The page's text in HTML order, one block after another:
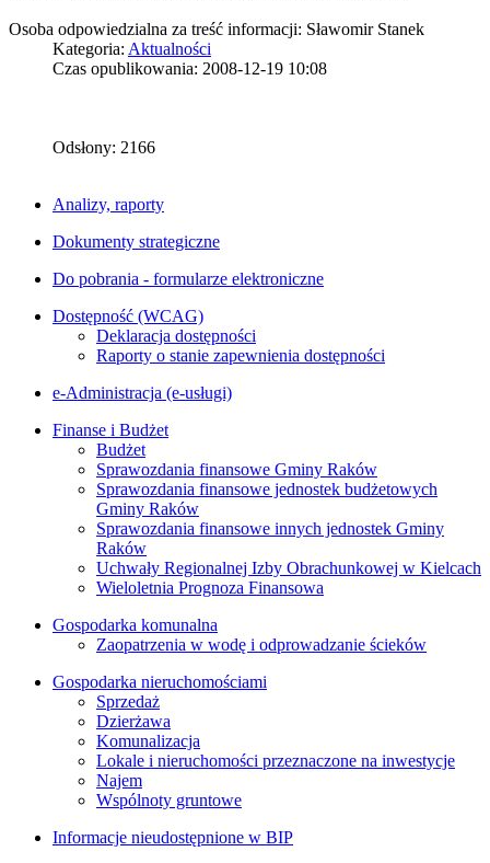
Osoba odpowiedzialna za treść informacji: Sławomir Stanek
Kategoria: Aktualności
Czas opublikowania: 2008-12-19 10:08
Odsłony: 2166
Analizy, raporty
Dokumenty strategiczne
Do pobrania - formularze elektroniczne
Dostępność (WCAG)
Deklaracja dostępności
Raporty o stanie zapewnienia dostępności
e-Administracja (e-usługi)
Finanse i Budżet
Budżet
Sprawozdania finansowe Gminy Raków
Sprawozdania finansowe jednostek budżetowych
Gminy Raków
Sprawozdania finansowe innych jednostek Gminy
Raków
Uchwały Regionalnej Izby Obrachunkowej w Kielcach
Wieloletnia Prognoza Finansowa
Gospodarka komunalna
Zaopatrzenia w wodę i odprowadzanie ścieków
Gospodarka nieruchomościami
Sprzedaż
Dzierżawa
Komunalizacja
Lokale i nieruchomości przeznaczone na inwestycje
Najem
Wspólnoty gruntowe
Informacje nieudostępnione w BIP